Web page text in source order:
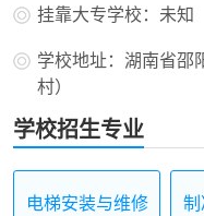
挂靠大专学校：未知
学校地址：湖南省邵
村）
学校招生专业
电梯安装与维修